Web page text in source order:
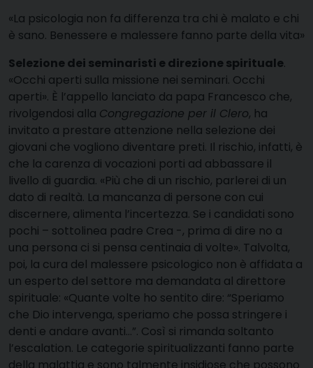
«La psicologia non fa differenza tra chi è malato e chi
è sano. Benessere e malessere fanno parte della vita»
Selezione dei seminaristi e direzione spirituale.
«Occhi aperti sulla missione nei seminari. Occhi
aperti». È l’appello lanciato da papa Francesco che,
rivolgendosi alla Congregazione per il Clero, ha
invitato a prestare attenzione nella selezione dei
giovani che vogliono diventare preti. Il rischio, infatti, è
che la carenza di vocazioni porti ad abbassare il
livello di guardia. «Più che di un rischio, parlerei di un
dato di realtà. La mancanza di persone con cui
discernere, alimenta l’incertezza. Se i candidati sono
pochi – sottolinea padre Crea -, prima di dire no a
una persona ci si pensa centinaia di volte». Talvolta,
poi, la cura del malessere psicologico non è affidata a
un esperto del settore ma demandata al direttore
spirituale: «Quante volte ho sentito dire: “Speriamo
che Dio intervenga, speriamo che possa stringere i
denti e andare avanti…”. Così si rimanda soltanto
l’escalation. Le categorie spiritualizzanti fanno parte